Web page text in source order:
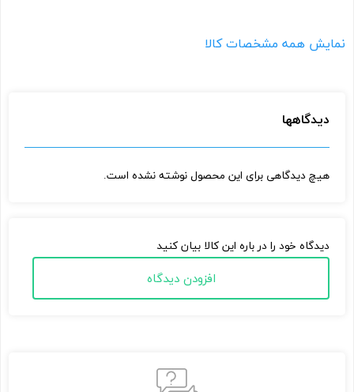
نمایش همه مشخصات کالا
دیدگاه خود را در باره این کالا بیان کنید
افزودن دیدگاه
دیدگاهها
هیچ دیدگاهی برای این محصول نوشته نشده است.